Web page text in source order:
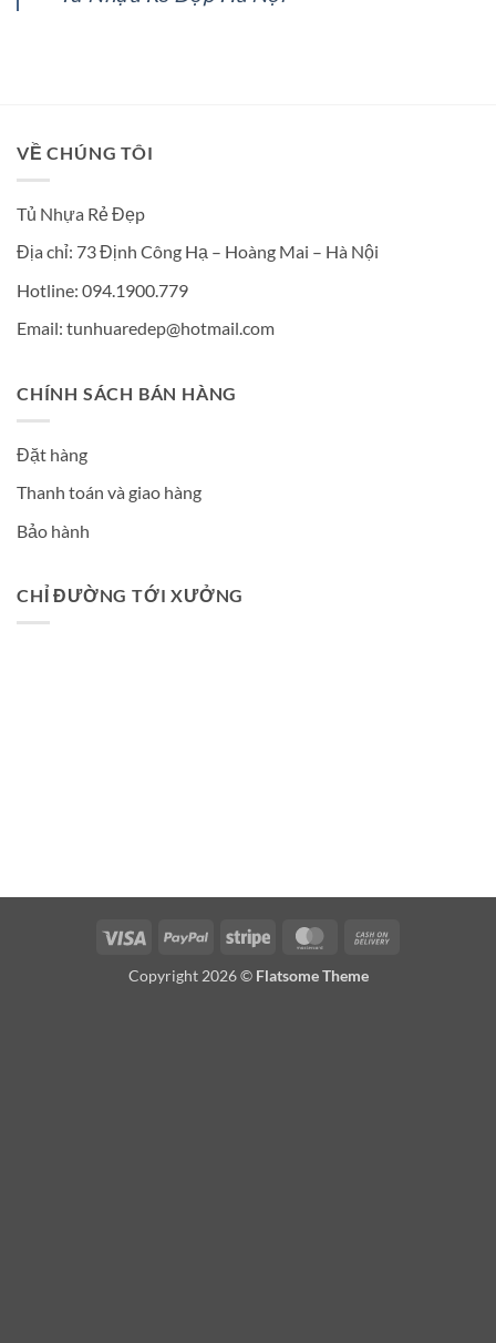
VỀ CHÚNG TÔI
Tủ Nhựa Rẻ Đẹp
Địa chỉ: 73 Định Công Hạ – Hoàng Mai – Hà Nội
Hotline: 094.1900.779
Email: tunhuaredep@hotmail.com
CHÍNH SÁCH BÁN HÀNG
Đặt hàng
Thanh toán và giao hàng
Bảo hành
CHỈ ĐƯỜNG TỚI XƯỞNG
Visa PayPal Stripe MasterCard
Copyright 2026 © Flatsome Theme